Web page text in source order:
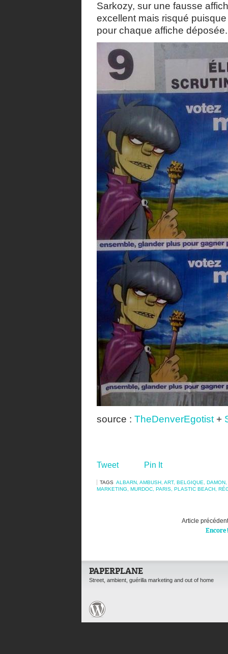
Sarkozy, sur une fausse
excellent mais risqué
pour chaque affiche déposée.
source : TheDenverEgotist +
Tweet Pin It
TAGS ALBARN AMBUSH ART, BELGIQUE DAMON
MARKETING
MURDOC PARIS PLASTIC BEACH
Article précédent
Encore !
PAPERPLANE
Street, ambient, guérilla marketing and out of home